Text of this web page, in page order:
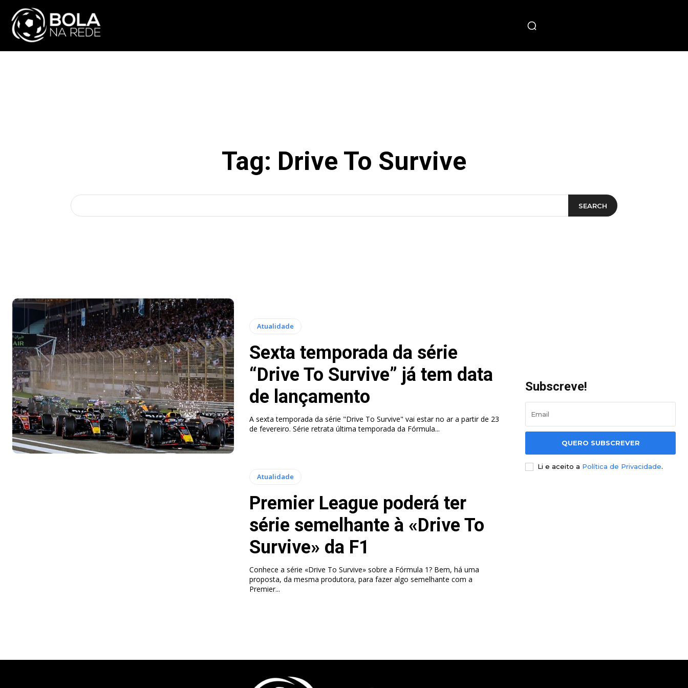
Tag: Drive To Survive
SEARCH
Atualidade
Sexta temporada da série
“Drive To Survive” já tem data
de lançamento
A sexta temporada da série "Drive To Survive" vai estar no ar a partir de 23
de fevereiro. Série retrata última temporada da Fórmula...
Atualidade
Premier League poderá ter
série semelhante à «Drive To
Survive» da F1
Conhece a série «Drive To Survive» sobre a Fórmula 1? Bem, há uma
proposta, da mesma produtora, para fazer algo semelhante com a
Premier...
Subscreve!
QUERO SUBSCREVER
Li e aceito a Política de Privacidade.